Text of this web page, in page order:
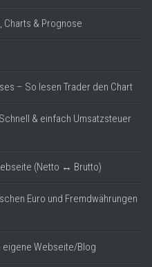
& Prognose
– So lesen Trader den Chart
& einfach Umsatzsteuer
(Netto ↔ Brutto)
Euro und Fremdwährungen
Webseite/Blog